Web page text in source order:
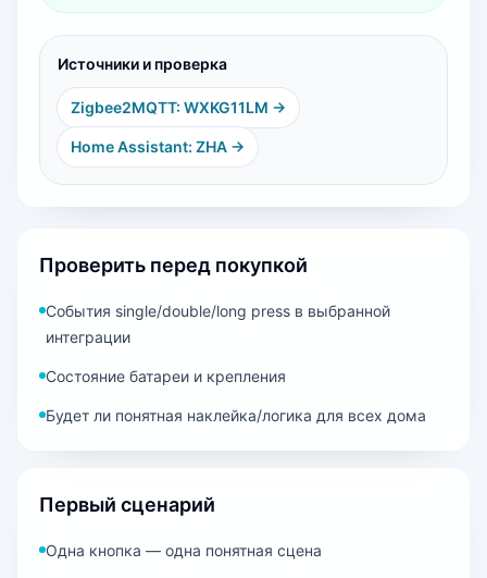
Источники и проверка
Zigbee2MQTT: WXKG11LM →
Home Assistant: ZHA →
Проверить перед покупкой
События single/double/long press в выбранной
интеграции
Состояние батареи и крепления
Будет ли понятная наклейка/логика для всех дома
Первый сценарий
Одна кнопка — одна понятная сцена